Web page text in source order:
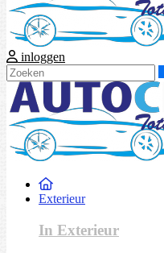
inloggen
Exterieur
In Exterieur